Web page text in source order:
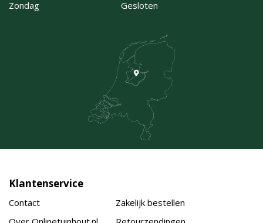
Zondag
Gesloten
Klantenservice
Contact
Zakelijk bestellen